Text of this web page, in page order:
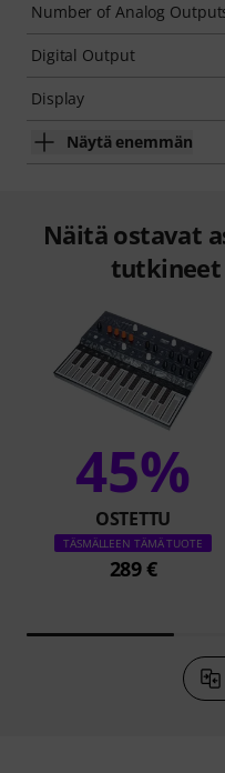
Number of Analog
Digital Output
Display
Näytä enemmän
Näitä ostavat
45%
OSTETTU
TÄSMÄLLEEN TÄMÄ TUOTE
289 €